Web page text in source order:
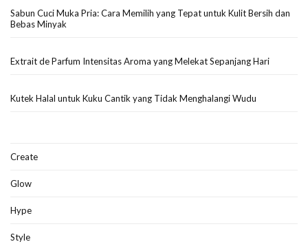
Sabun Cuci Muka Pria: Cara Memilih yang Tepat untuk Kulit Bersih dan
Bebas Minyak
Extrait de Parfum Intensitas Aroma yang Melekat Sepanjang Hari
Kutek Halal untuk Kuku Cantik yang Tidak Menghalangi Wudu
Create
Glow
Hype
Style